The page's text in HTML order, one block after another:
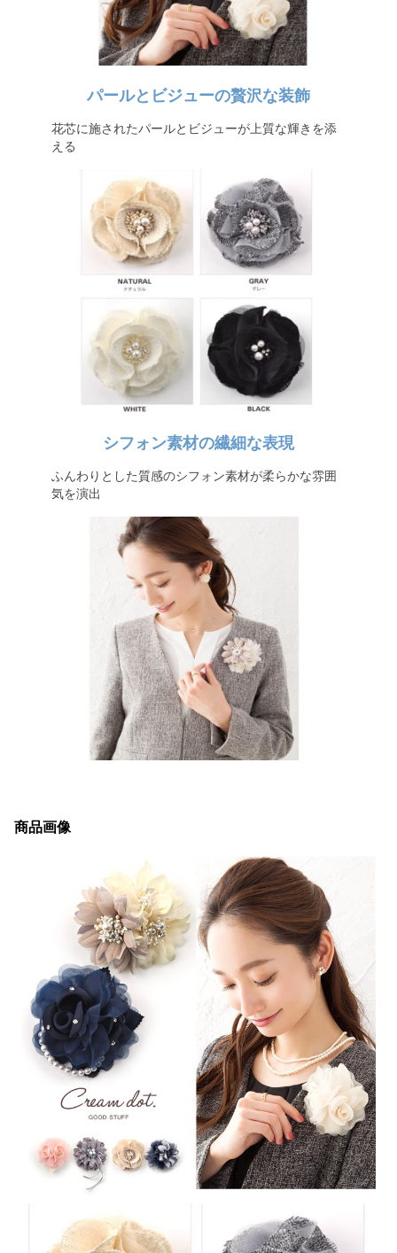
パールとビジューの贅沢な装飾
花芯に施されたパールとビジューが上質な輝きを添
える
シフォン素材の繊細な表現
ふんわりとした質感のシフォン素材が柔らかな雰囲
気を演出
商品画像